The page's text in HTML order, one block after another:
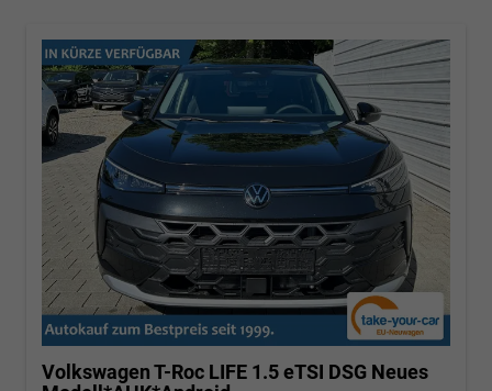
Volkswagen T-Roc LIFE 1.5 eTSI DSG Neues